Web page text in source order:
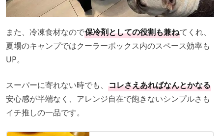
また、冷凍食材なので保冷剤としての役割も兼ねてくれ、
夏場のキャンプではクーラーボックス内のスペース効率も
UP。
スーパーに寄れない時でも、 コレさえあればなんとかなる
安心感が半端なく、アレンジ自在で飽きないシンプルさも
イチ推しの一品です。